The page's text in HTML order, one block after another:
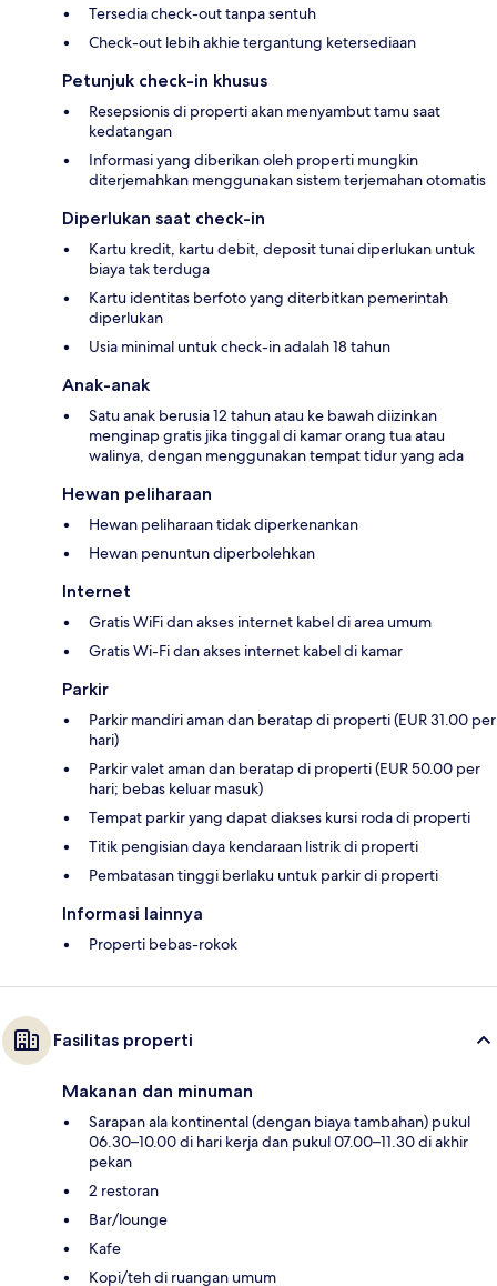
Tersedia check-out tanpa sentuh
Check-out lebih akhie tergantung ketersediaan
Petunjuk check-in khusus
Resepsionis di properti akan menyambut tamu saat
kedatangan
Informasi yang diberikan oleh properti mungkin
diterjemahkan menggunakan sistem terjemahan otomatis
Diperlukan saat check-in
Kartu kredit, kartu debit, deposit tunai diperlukan untuk
biaya tak terduga
Kartu identitas berfoto yang diterbitkan pemerintah
diperlukan
Usia minimal untuk check-in adalah 18 tahun
Anak-anak
Satu anak berusia 12 tahun atau ke bawah diizinkan
menginap gratis jika tinggal di kamar orang tua atau
walinya, dengan menggunakan tempat tidur yang ada
Hewan peliharaan
Hewan peliharaan tidak diperkenankan
Hewan penuntun diperbolehkan
Internet
Gratis WiFi dan akses internet kabel di area umum
Gratis Wi-Fi dan akses internet kabel di kamar
Parkir
Parkir mandiri aman dan beratap di properti (EUR 31.00 per
hari)
Parkir valet aman dan beratap di properti (EUR 50.00 per
hari; bebas keluar masuk)
Tempat parkir yang dapat diakses kursi roda di properti
Titik pengisian daya kendaraan listrik di properti
Pembatasan tinggi berlaku untuk parkir di properti
Informasi lainnya
Properti bebas-rokok
Fasilitas properti
Makanan dan minuman
Sarapan ala kontinental (dengan biaya tambahan) pukul
06.30–10.00 di hari kerja dan pukul 07.00–11.30 di akhir
pekan
2 restoran
Bar/lounge
Kafe
Kopi/teh di ruangan umum